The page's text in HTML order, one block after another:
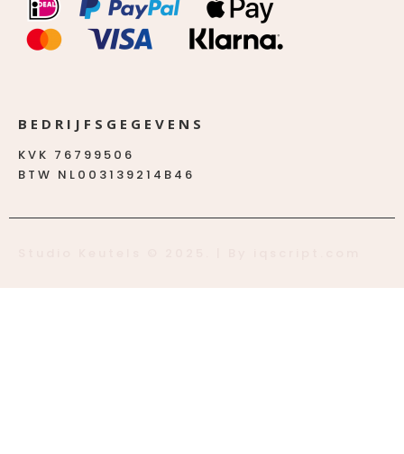
BEDRIJFSGEGEVENS
KVK 76799506
BTW NL003139214B46